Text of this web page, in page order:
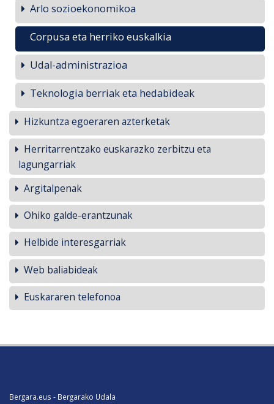
Arlo sozioekonomikoa
Corpusa eta herriko euskalkia
Udal-administrazioa
Teknologia berriak eta hedabideak
Hizkuntza egoeraren azterketak
Herritarrentzako euskarazko zerbitzu eta
lagungarriak
Argitalpenak
Ohiko galde-erantzunak
Helbide interesgarriak
Web baliabideak
Euskararen telefonoa
Bergara.eus - Bergarako Udala